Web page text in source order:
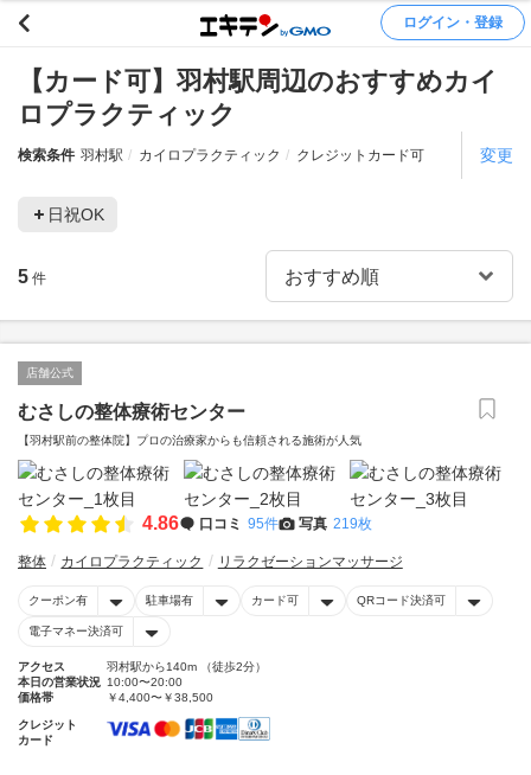
ログイン・登録
【カード可】羽村駅周辺のおすすめカイ
ロプラクティック
検索条件 羽村駅 カイロプラクティック クレジットカード可 変更
日祝OK
5 件
店舗公式
むさしの整体療術センター
【羽村駅前の整体院】プロの治療家からも信頼される施術が人気
4.86 口コミ 95件 写真 219枚
整体 カイロプラクティック リラクゼーションマッサージ
クーポン有 駐車場有 カード可 QRコード決済可
電子マネー決済可
アクセス
羽村駅から140m （徒歩2分）
本日の営業状況 10:00〜20:00
価格帯
￥4,400〜￥38,500
クレジット
カード